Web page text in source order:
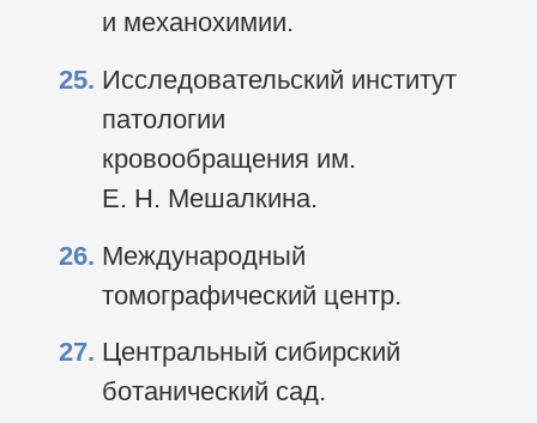
и механохимии.
Исследовательский институт
патологии
кровообращения им.
Е. Н. Мешалкина.
Международный
томографический центр.
Центральный сибирский
ботанический сад.